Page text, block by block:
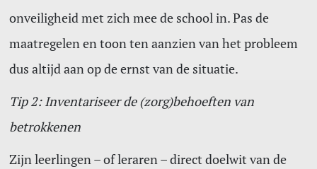
onveiligheid met zich mee de school in. Pas de
maatregelen en toon ten aanzien van het probleem
dus altijd aan op de ernst van de situatie.
Tip 2: Inventariseer de (zorg)behoeften van
betrokkenen
Zijn leerlingen – of leraren – direct doelwit van de